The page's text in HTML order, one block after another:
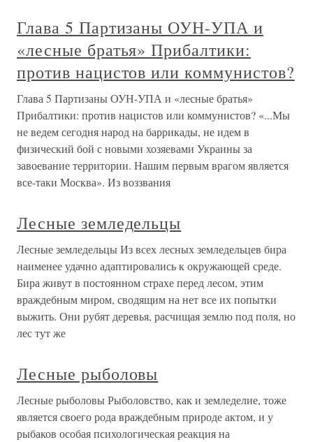
Глава 5 Партизаны ОУН-УПА и
«лесные братья» Прибалтики:
против нацистов или коммунистов?
Глава 5 Партизаны ОУН-УПА и «лесные братья»
Прибалтики: против нацистов или коммунистов? «...Мы
не ведем сегодня народ на баррикады, не идем в
физический бой с новыми хозяевами Украины за
завоевание территории. Нашим первым врагом является
все-таки Москва». Из воззвания
Лесные земледельцы
Лесные земледельцы Из всех лесных земледельцев бира
наименее удачно адаптировались к окружающей среде.
Бира живут в постоянном страхе перед лесом, этим
враждебным миром, сводящим на нет все их попытки
выжить. Они рубят деревья, расчищая землю под поля, но
лес тут же
Лесные рыболовы
Лесные рыболовы Рыболовство, как и земледелие, тоже
является своего рода враждебным природе актом, и у
рыбаков особая психологическая реакция на